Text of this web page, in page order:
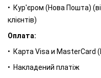
молочна кислота,
епідермісі та
зволоження.
Екстракт вівсяних
та гладкості,
• Кур'єром (Нова Пошта)
клієнтів)
Оплата:
• Карта Visa и MasterCard
• Накладений платіж